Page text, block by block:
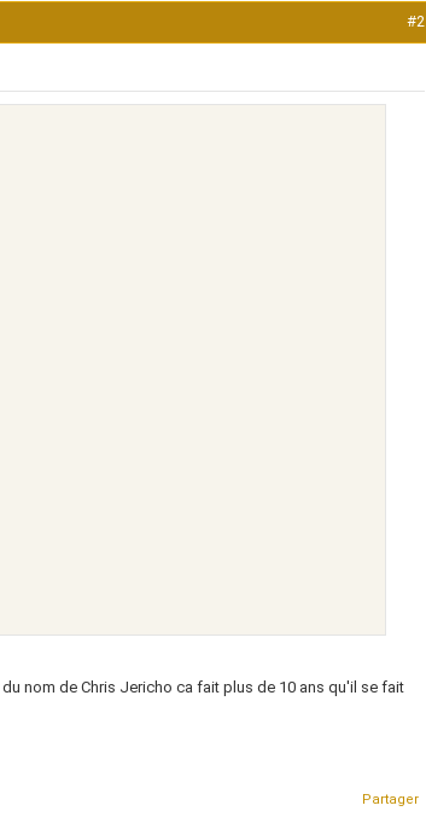
#2
nom de Chris Jericho ca fait plus de 10 ans qu'il se fait
Partager